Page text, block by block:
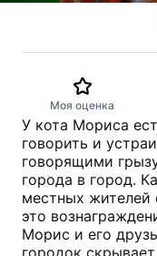
Моя оценка
У кота Мориса
говорить и
говорящими
города в город.
местных жителей
это
Морис и его
городок